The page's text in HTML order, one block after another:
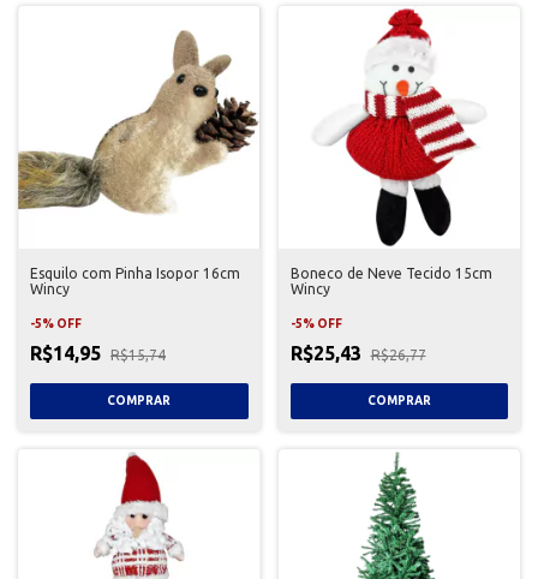
Esquilo com Pinha Isopor 16cm
Wincy
-5% OFF
R$14,95 R$15,74
Boneco de Neve Tecido 15cm
Wincy
-5% OFF
R$25,43 R$26,77